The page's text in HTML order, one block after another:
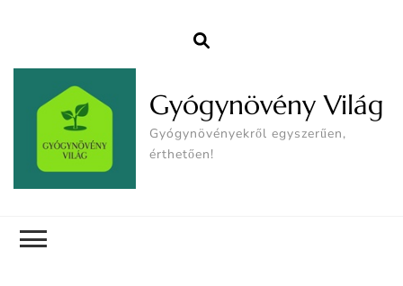
Gyógynövény Világ
Gyógynövényekről egyszerűen,
érthetően!